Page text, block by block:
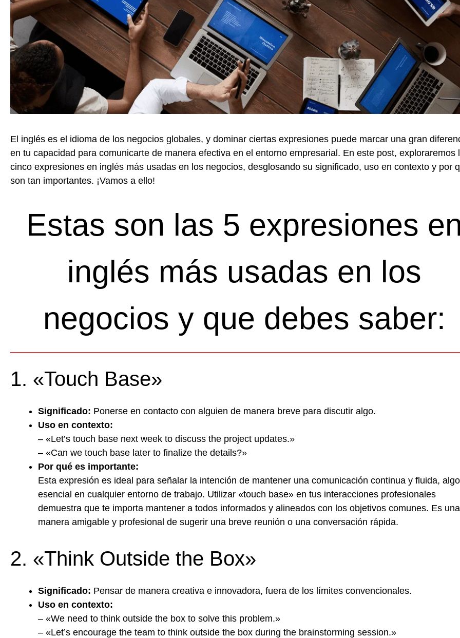
El inglés es el idioma de los negocios globales, y dominar ciertas expresiones puede marcar una gran
en tu capacidad para comunicarte de manera efectiva en el entorno empresarial. En este post, exploraremos
cinco expresiones en inglés más usadas en los negocios, desglosando su significado, uso en contexto y por
son tan importantes. ¡Vamos a ello!
Estas son las 5 expresiones en
inglés más usadas en los
negocios y que debes saber:
1. «Touch Base»
Significado: Ponerse en contacto con alguien de manera breve para discutir algo.
Uso en contexto:
– «Let’s touch base next week to discuss the project updates.»
– «Can we touch base later to finalize the details?»
Por qué es importante:
Esta expresión es ideal para señalar la intención de mantener una comunicación continua y fluida, algo
esencial en cualquier entorno de trabajo. Utilizar «touch base» en tus interacciones profesionales
demuestra que te importa mantener a todos informados y alineados con los objetivos comunes. Es una
manera amigable y profesional de sugerir una breve reunión o una conversación rápida.
2. «Think Outside the Box»
Significado: Pensar de manera creativa e innovadora, fuera de los límites convencionales.
Uso en contexto:
– «We need to think outside the box to solve this problem.»
– «Let’s encourage the team to think outside the box during the brainstorming session.»